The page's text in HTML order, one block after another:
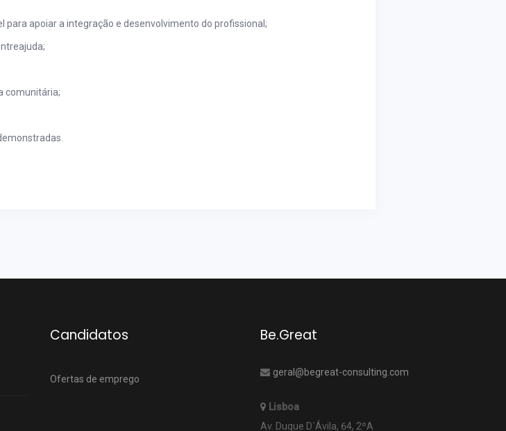
para apoiar a integração e desenvolvimento do profissional;
comunitária;
Candidatos
Ofertas de emprego
Be.Great
geral@begreat-consulting.com
Lisboa
Av. Duque D´Ávila, 64, 2ºA